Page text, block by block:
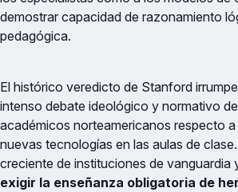
demostrar capacidad de razonamiento
pedagógica.
El histórico veredicto de Stanford
intenso debate ideológico y normativo
académicos norteamericanos respecto
nuevas tecnologías en las aulas de
creciente de instituciones de vanguardia
exigir la enseñanza obligatoria de